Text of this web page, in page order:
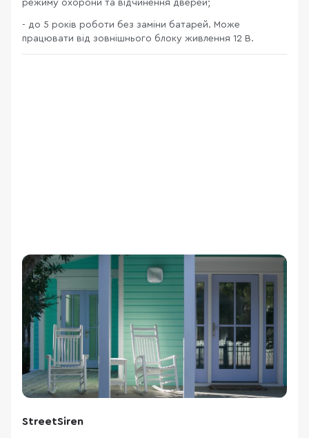
режиму охорони та відчинення дверей;
- до 5 років роботи без заміни батарей. Може
працювати від зовнішнього блоку живлення 12 В.
StreetSiren